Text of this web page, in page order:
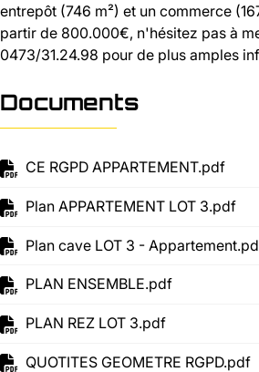
entrepôt (746 m²) et un commerce
partir de 800.000€, n'hésitez pas à
0473/31.24.98 pour de plus amples
Documents
CE RGPD APPARTEMENT.pdf
Plan APPARTEMENT LOT 3.pdf
Plan cave LOT 3 -
PLAN ENSEMBLE.pdf
PLAN REZ LOT 3.pdf
QUOTITES GEOMETRE RGPD.pdf